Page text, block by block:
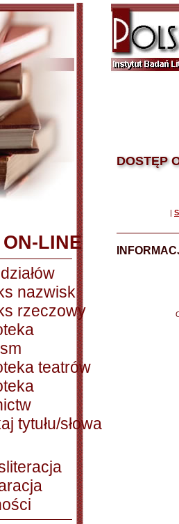
LINE
nazwisk
rzeczowy
teatrów
tytułu/słowa
DOSTĘP
|